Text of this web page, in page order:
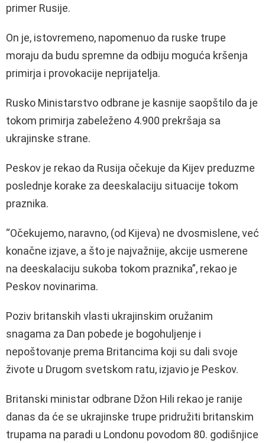
primer Rusije.
On je, istovremeno, napomenuo da ruske trupe
moraju da budu spremne da odbiju moguća kršenja
primirja i provokacije neprijatelja.
Rusko Ministarstvo odbrane je kasnije saopštilo da je
tokom primirja zabeleženo 4.900 prekršaja sa
ukrajinske strane.
Peskov je rekao da Rusija očekuje da Kijev preduzme
poslednje korake za deeskalaciju situacije tokom
praznika.
“Očekujemo, naravno, (od Kijeva) ne dvosmislene, već
konačne izjave, a što je najvažnije, akcije usmerene
na deeskalaciju sukoba tokom praznika”, rekao je
Peskov novinarima.
Poziv britanskih vlasti ukrajinskim oružanim
snagama za Dan pobede je bogohuljenje i
nepoštovanje prema Britancima koji su dali svoje
živote u Drugom svetskom ratu, izjavio je Peskov.
Britanski ministar odbrane Džon Hili rekao je ranije
danas da će se ukrajinske trupe pridružiti britanskim
trupama na paradi u Londonu povodom 80. godišnjice